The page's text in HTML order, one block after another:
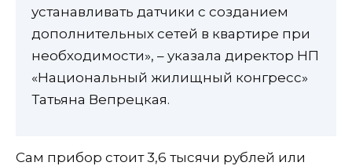
устанавливать датчики с созданием
дополнительных сетей в квартире при
необходимости», – указала директор НП
«Национальный жилищный конгресс»
Татьяна Вепрецкая.
Сам прибор стоит 3,6 тысячи рублей или